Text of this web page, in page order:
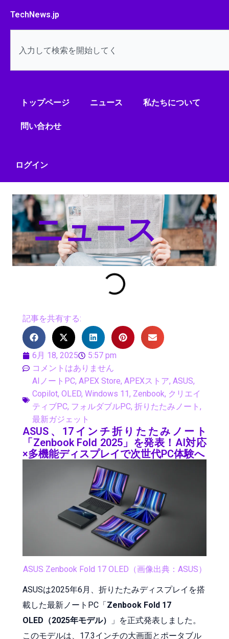
TechNews.jp
トップページ ニュース 私たちについて
問い合わせ
ログイン
ニュース
記事を共有する:
6月 18, 2025
5:57 pm
コメントはありません
AIノートPC, APEX Store, APEXストア, ASUS,
Copilot, OLED, Windows 11, Zenbook, クリエイ
ティブPC, フォルダブルPC, 折りたたみノート ,
最新ガジェット
ASUS、17インチ折りたたみノート
「Zenbook Fold 2025」を発表！AI対応
×多機能ディスプレイで次世代PC体験へ
ASUS Zenbook Fold 17 OLED（画像出典：ASUS）
ASUSは2025年6月、折りたたみディスプレイを搭
載した最新ノートPC「Zenbook Fold 17
OLED（2025年モデル）
」を正式発表しました。
このモデルは、17.3インチの大画面とポータブル